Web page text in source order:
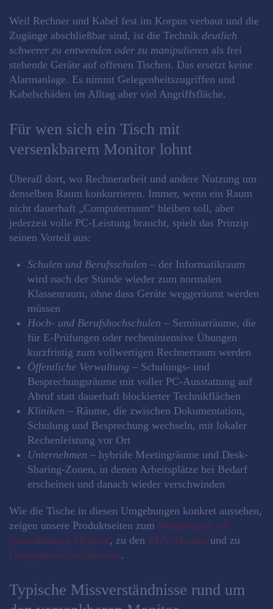
Weil Rechner und Kabel fest im Korpus verbaut und die
Zugänge abschließbar sind, ist die Technik deutlich
schwerer zu entwenden oder zu manipulieren als frei
stehende Geräte auf offenen Tischen. Das ersetzt keine
Alarmanlage. Es nimmt Gelegenheitszugriffen und
Kabelschäden im Alltag aber viel Angriffsfläche.
Für wen sich ein Tisch mit
versenkbarem Monitor lohnt
Überall dort, wo Rechnerarbeit und andere Nutzung um
denselben Raum konkurrieren. Immer, wenn ein Raum
nicht dauerhaft „Computerraum“ bleiben soll, aber
jederzeit volle PC-Leistung braucht, spielt das Prinzip
seinen Vorteil aus:
Schulen und Berufsschulen – der Informatikraum
wird nach der Stunde wieder zum normalen
Klassenraum, ohne dass Geräte weggeräumt werden
müssen
Hoch- und Berufshochschulen – Seminarräume, die
für E-Prüfungen oder rechenintensive Übungen
kurzfristig zum vollwertigen Rechnerraum werden
Öffentliche Verwaltung – Schulungs- und
Besprechungsräume mit voller PC-Ausstattung auf
Abruf statt dauerhaft blockierter Technikflächen
Kliniken – Räume, die zwischen Dokumentation,
Schulung und Besprechung wechseln, mit lokaler
Rechenleistung vor Ort
Unternehmen – hybride Meetingräume und Desk-
Sharing-Zonen, in denen Arbeitsplätze bei Bedarf
erscheinen und danach wieder verschwinden
Wie die Tische in diesen Umgebungen konkret aussehen,
zeigen unsere Produktseiten zum Medientisch mit
versenkbarem Monitor, zu den EDV-Tischen und zu
Computer-Schreibtischen.
Typische Missverständnisse rund um